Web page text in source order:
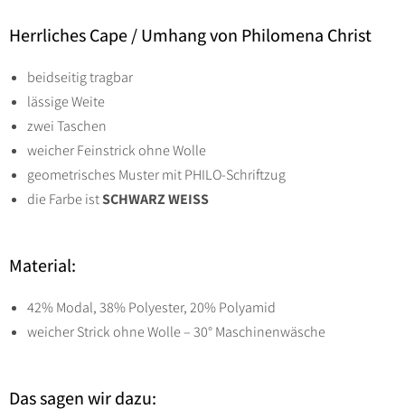
bis
-
schwarz
weiß
Menge
Herrliches Cape / Umhang von Philomena Christ
beidseitig tragbar
lässige Weite
zwei Taschen
weicher Feinstrick ohne Wolle
geometrisches Muster mit PHILO-Schriftzug
die Farbe istSCHWARZ WEISS
Material:
42% Modal, 38% Polyester, 20% Polyamid
weicher Strick ohne Wolle – 30° Maschinenwäsche
Das sagen wir dazu: